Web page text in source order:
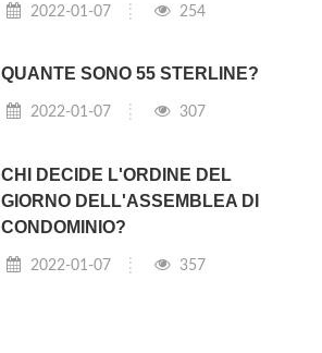
2022-01-07 254
QUANTE SONO 55 STERLINE?
2022-01-07 307
CHI DECIDE L'ORDINE DEL
GIORNO DELL'ASSEMBLEA DI
CONDOMINIO?
2022-01-07 357